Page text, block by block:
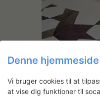
Prospects
Denne
Vi bruger cookies til at
at vise dig funktioner til